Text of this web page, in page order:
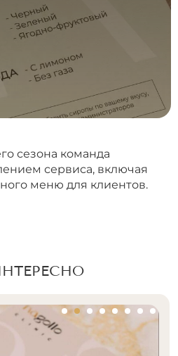
сезона команда
сервиса, включая
меню для клиентов.